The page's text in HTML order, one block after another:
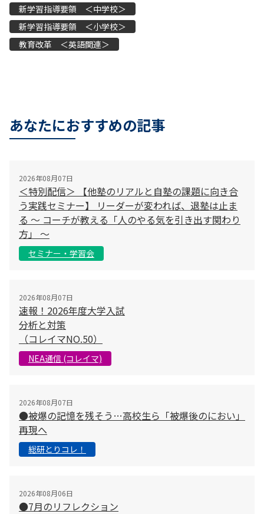
新学習指導要領 ＜中学校＞
新学習指導要領 ＜小学校＞
教育改革 ＜英語関連＞
あなたにおすすめの記事
2026年08月07日
＜特別配信＞ 【他塾のリアルと自塾の課題に向き合
う実践セミナー】 リーダーが変われば、退塾は止ま
る 〜 コーチが教える「人のやる気を引き出す関わり
方」 〜
セミナー・学習会
2026年08月07日
速報！2026年度大学入試
分析と対策
（コレイマNO.50）
NEA通信 (コレイマ)
2026年08月07日
●被爆の記憶を残そう…高校生ら「被爆後のにおい」
再現へ
総研とりコレ！
2026年08月06日
●7月のリフレクション